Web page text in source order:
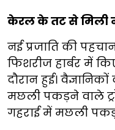
केरल के तट से मिली
नई प्रजाति की
फिशरीज हार्बर में
दौरान हुई।
मछली पकड़ने वाले
गहराई में मछली